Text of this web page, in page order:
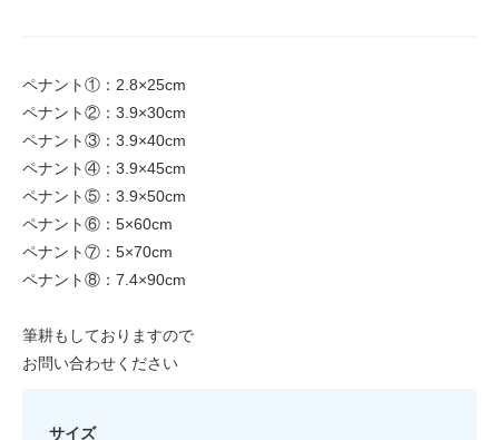
ペナント①：2.8×25cm
ペナント②：3.9×30cm
ペナント③：3.9×40cm
ペナント④：3.9×45cm
ペナント⑤：3.9×50cm
ペナント⑥：5×60cm
ペナント⑦：5×70cm
ペナント⑧：7.4×90cm
筆耕もしておりますので
お問い合わせください
サイズ